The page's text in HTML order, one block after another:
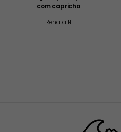
com capricho
Renata N.